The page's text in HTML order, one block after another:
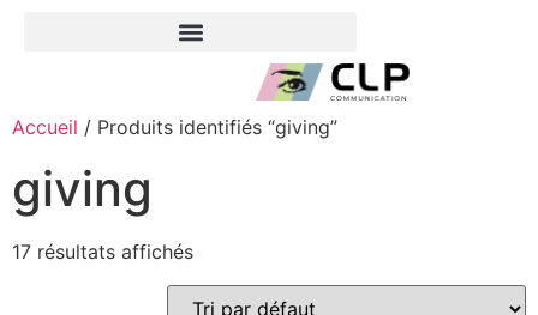
Accueil / Produits identifiés “giving”
giving
17 résultats affichés